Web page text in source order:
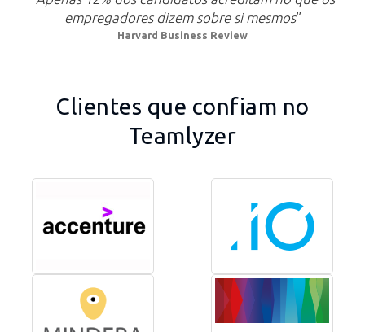
empregadores dizem sobre si mesmos”
Harvard Business Review
Clientes que confiam no
Teamlyzer